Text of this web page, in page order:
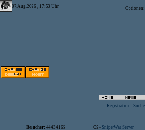
07.Aug.2026 , 17:53 Uhr Optionen:
Registration - Suche
Besucher: 44434165 CS - SniperWar Server